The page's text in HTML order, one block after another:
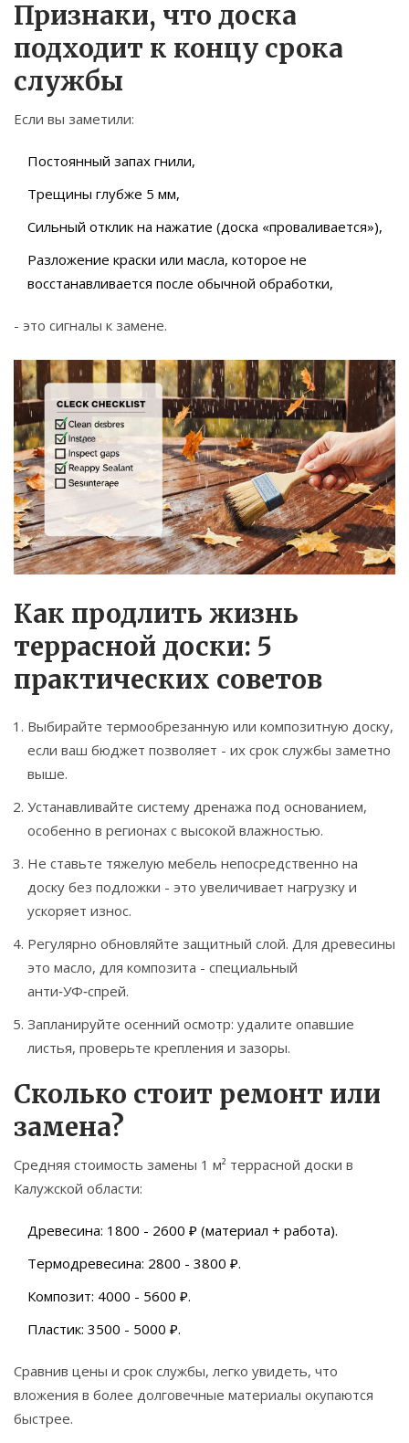
Признаки, что доска
подходит к концу срока
службы
Если вы заметили:
Постоянный запах гнили,
Трещины глубже 5 мм,
Сильный отклик на нажатие (доска «проваливается»),
Разложение краски или масла, которое не
восстанавливается после обычной обработки,
- это сигналы к замене.
Как продлить жизнь
террасной доски: 5
практических советов
Выбирайте термообрезанную или композитную доску,
если ваш бюджет позволяет - их срок службы заметно
выше.
Устанавливайте систему дренажа под основанием,
особенно в регионах с высокой влажностью.
Не ставьте тяжелую мебель непосредственно на
доску без подложки - это увеличивает нагрузку и
ускоряет износ.
Регулярно обновляйте защитный слой. Для древесины
это масло, для композита - специальный
анти‑УФ‑спрей.
Запланируйте осенний осмотр: удалите опавшие
листья, проверьте крепления и зазоры.
Сколько стоит ремонт или
замена?
Средняя стоимость замены 1 м² террасной доски в
Калужской области:
Древесина: 1800 - 2600 ₽ (материал + работа).
Термодревесина: 2800 - 3800 ₽.
Композит: 4000 - 5600 ₽.
Пластик: 3500 - 5000 ₽.
Сравнив цены и срок службы, легко увидеть, что
вложения в более долговечные материалы окупаются
быстрее.